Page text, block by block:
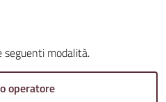
modalità.
operatore